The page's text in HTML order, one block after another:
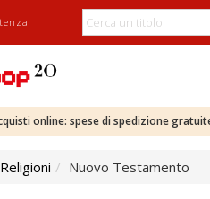
online: spese di spedizione
Religioni Nuovo Testamento